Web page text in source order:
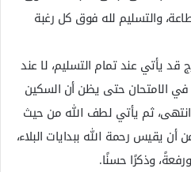
والتسليم لله فوق كل رغبة
يأتي عند تمام التسليم، لا عند
الامتحان حتى يظن أن السكين
ثم يأتي لطف الله من حيث
يقيس رحمة الله ببدايات البلاء،
وذكرًا حسنًا.